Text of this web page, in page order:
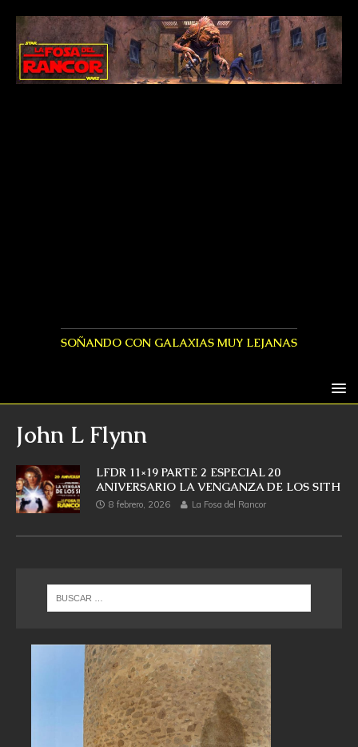
SOÑANDO CON GALAXIAS MUY LEJANAS
John L Flynn
LFDR 11×19 PARTE 2 ESPECIAL 20
ANIVERSARIO LA VENGANZA DE LOS SITH
8 febrero, 2026 La Fosa del Rancor